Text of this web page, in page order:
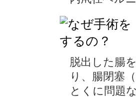
脱出した腸
り、腸閉塞
とくに問題